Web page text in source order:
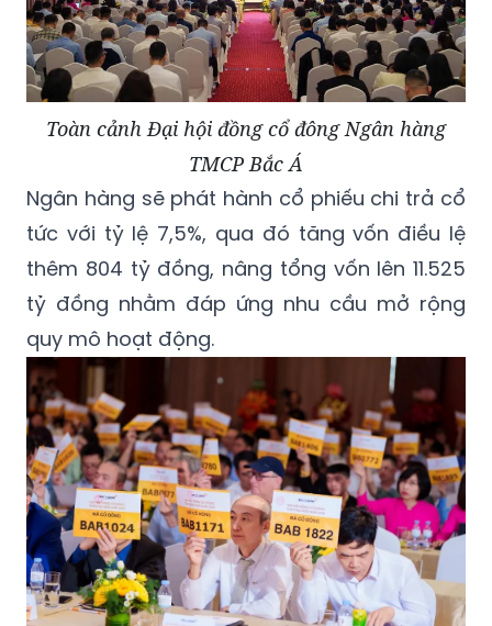
Toàn cảnh Đại hội đồng cổ đông Ngân hàng
TMCP Bắc Á
Ngân hàng sẽ phát hành cổ phiếu chi trả cổ
tức với tỷ lệ 7,5%, qua đó tăng vốn điều lệ
thêm 804 tỷ đồng, nâng tổng vốn lên 11.525
tỷ đồng nhằm đáp ứng nhu cầu mở rộng
quy mô hoạt động.